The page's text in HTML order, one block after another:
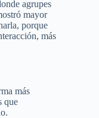
agrupes
mayor
porque
más
más
que